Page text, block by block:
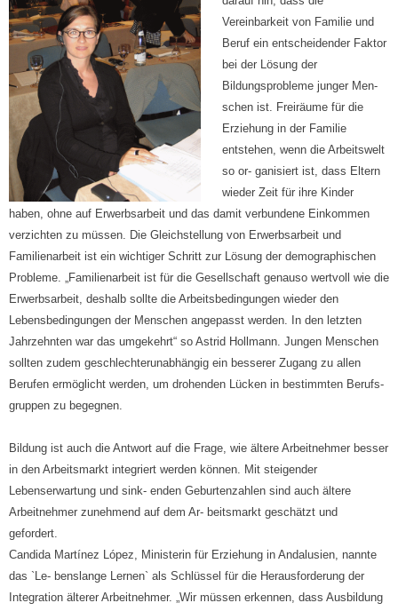
Vereinbarkeit von Familie und
Beruf ein entscheidender Faktor
bei der Lösung der
Bildungsprobleme junger Men-
schen ist. Freiräume für die
Erziehung in der Familie
entstehen, wenn die Arbeitswelt
so or- ganisiert ist, dass Eltern
wieder Zeit für ihre Kinder
haben, ohne auf Erwerbsarbeit und das damit verbundene Einkommen
verzichten zu müssen. Die Gleichstellung von Erwerbsarbeit und
Familienarbeit ist ein wichtiger Schritt zur Lösung der demographischen
Probleme. „Familienarbeit ist für die Gesellschaft genauso wertvoll wie die
Erwerbsarbeit, deshalb sollte die Arbeitsbedingungen wieder den
Lebensbedingungen der Menschen angepasst werden. In den letzten
Jahrzehnten war das umgekehrt“ so Astrid Hollmann. Jungen Menschen
sollten zudem geschlechterunabhängig ein besserer Zugang zu allen
Berufen ermöglicht werden, um drohenden Lücken in bestimmten Berufs-
gruppen zu begegnen.
Bildung ist auch die Antwort auf die Frage, wie ältere Arbeitnehmer besser
in den Arbeitsmarkt integriert werden können. Mit steigender
Lebenserwartung und sink- enden Geburtenzahlen sind auch ältere
Arbeitnehmer zunehmend auf dem Ar- beitsmarkt geschätzt und
gefordert.
Candida Martínez López, Ministerin für Erziehung in Andalusien, nannte
das `Le- benslange Lernen` als Schlüssel für die Herausforderung der
Integration älterer Arbeitnehmer. „Wir müssen erkennen, dass Ausbildung